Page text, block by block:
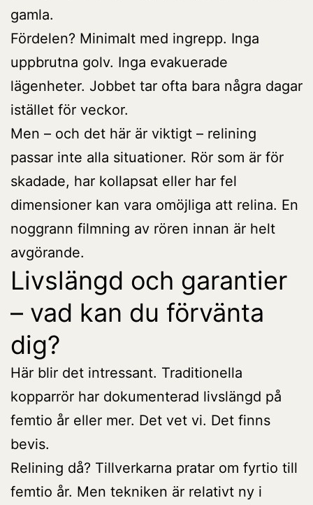
gamla.
Fördelen? Minimalt med ingrepp. Inga
uppbrutna golv. Inga evakuerade
lägenheter. Jobbet tar ofta bara några dagar
istället för veckor.
Men – och det här är viktigt – relining
passar inte alla situationer. Rör som är för
skadade, har kollapsat eller har fel
dimensioner kan vara omöjliga att relina. En
noggrann filmning av rören innan är helt
avgörande.
Livslängd och garantier
– vad kan du förvänta
dig?
Här blir det intressant. Traditionella
kopparrör har dokumenterad livslängd på
femtio år eller mer. Det vet vi. Det finns
bevis.
Relining då? Tillverkarna pratar om fyrtio till
femtio år. Men tekniken är relativt ny i